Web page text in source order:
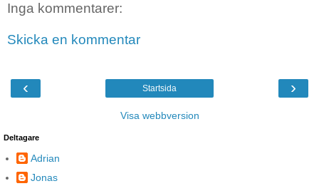
Inga kommentarer:
Skicka en kommentar
‹ ›
Startsida
Visa webbversion
Deltagare
Adrian
Jonas